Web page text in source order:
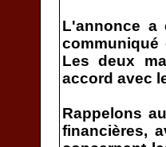
L'annonce a
communiqué
Les deux
accord avec
Rappelons
financières,